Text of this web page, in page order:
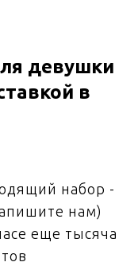
девушки
в
набор -
нам)
еще тысяча